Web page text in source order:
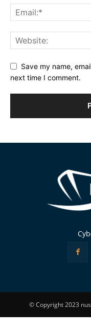
Save my name,
next time I comment.
© Copyright 2023